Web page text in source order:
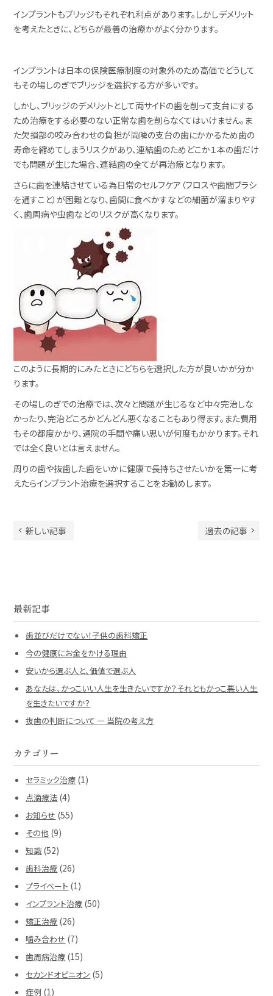
インプラントもブリッジもそれぞれ利点があります。しかしデメリット
を考えたときに、どちらが最善の治療かがよく分かります。
インプラントは日本の保険医療制度の対象外のため高価でどうして
もその場しのぎでブリッジを選択する方が多いです。
しかし、ブリッジのデメリットとして両サイドの歯を削って支台にする
ため治療をする必要のない正常な歯を削らなくてはいけません。ま
た欠損部の咬み合わせの負担が両隣の支台の歯にかかるため歯の
寿命を縮めてしまうリスクがあり、連結歯のためどこか１本の歯だけ
でも問題が生じた場合、連結歯の全てが再治療となります。
さらに歯を連結させている為日常のセルフケア（フロスや歯間ブラシ
を通すこと）が困難となり、歯間に食べかすなどの細菌が溜まりやす
く、歯周病や虫歯などのリスクが高くなります。
このように長期的にみたときにどちらを選択した方が良いかが分か
ります。
その場しのぎでの治療では、次々と問題が生じるなど中々完治しな
かったり、完治どころかどんどん悪くなることもあり得ます。また費用
もその都度かかり、通院の手間や痛い思いが何度もかかります。それ
では全く良いとは言えません。
周りの歯や抜歯した歯をいかに健康で長持ちさせたいかを第一に考
えたらインプラント治療を選択することをお勧めします。
新しい記事 過去の記事
最新記事
歯並びだけでない！子供の歯科矯正
今の健康にお金をかける理由
安いから選ぶ人と、価値で選ぶ人
あなたは、かっこいい人生を生きたいですか？それともかっこ悪い人生
を生きたいですか？
抜歯の判断について ― 当院の考え方
カテゴリー
セラミック治療 (1)
点滴療法 (4)
お知らせ (55)
その他 (9)
知識(52)
歯科治療 (26)
プライベート (1)
インプラント治療 (50)
矯正治療 (26)
噛み合わせ (7)
歯周病治療 (15)
セカンドオピニオン (5)
症例 (1)